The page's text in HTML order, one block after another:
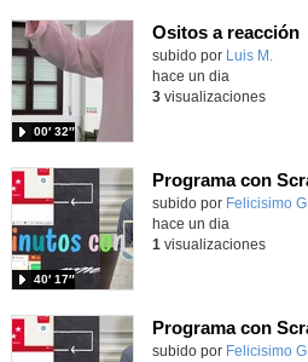
Ositos a reacción
Contenido educativo.
subido por Luis M.
00′ 32″
hace un dia
3visualizaciones
Contenido educativo.
subido por Felicisimo G.
40′ 17″
hace un dia
1 visualizaciones
Contenido educativo.
subido por Felicisimo G.